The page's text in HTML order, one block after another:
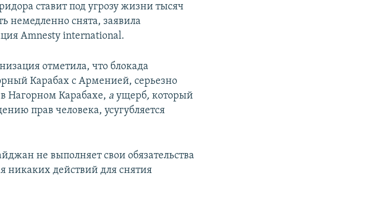
ставит под угрозу жизни тысяч
немедленно снята, заявила
Amnesty international.
отметила, что блокада
Карабах с Арменией, серьезно
Нагорном Карабахе, аущерб, который
прав человека, усугубляется
не выполняет свои обязательства
никаких действий для снятия